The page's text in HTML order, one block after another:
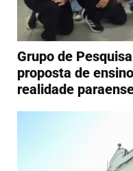
Grupo de
proposta de
realidade